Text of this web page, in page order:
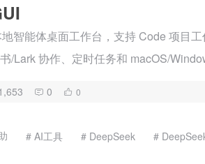
智能体桌面工作台，支持 Code 项目
/Lark 协作、定时任务和 macOS/
0 0
# AI工具 # DeepSeek #